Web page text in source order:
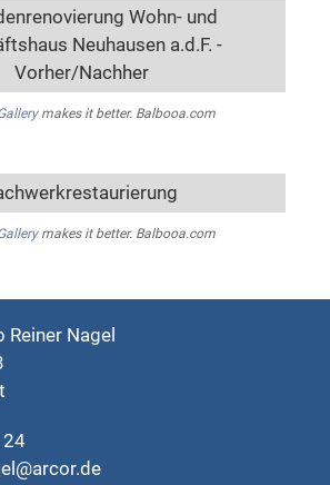
Wohn- und
Neuhausen a.d.F. -
Vorher/Nachher
makes it better. Balbooa.com
makes it better. Balbooa.com
Nagel
24